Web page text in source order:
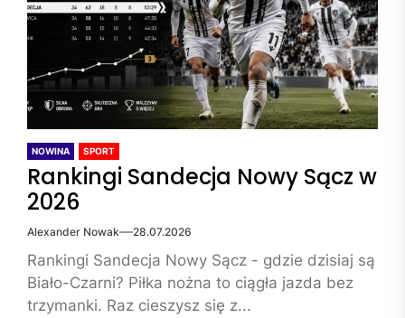
NOWINA SPORT
Rankingi Sandecja Nowy Sącz w
2026
Alexander Nowak 28.07.2026
Rankingi Sandecja Nowy Sącz - gdzie dzisiaj są
Biało-Czarni? Piłka nożna to ciągła jazda bez
trzymanki. Raz cieszysz się z...